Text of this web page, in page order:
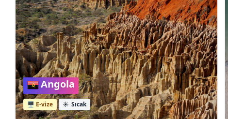
Angola
🖥️ E-vize ☀️ Sıcak